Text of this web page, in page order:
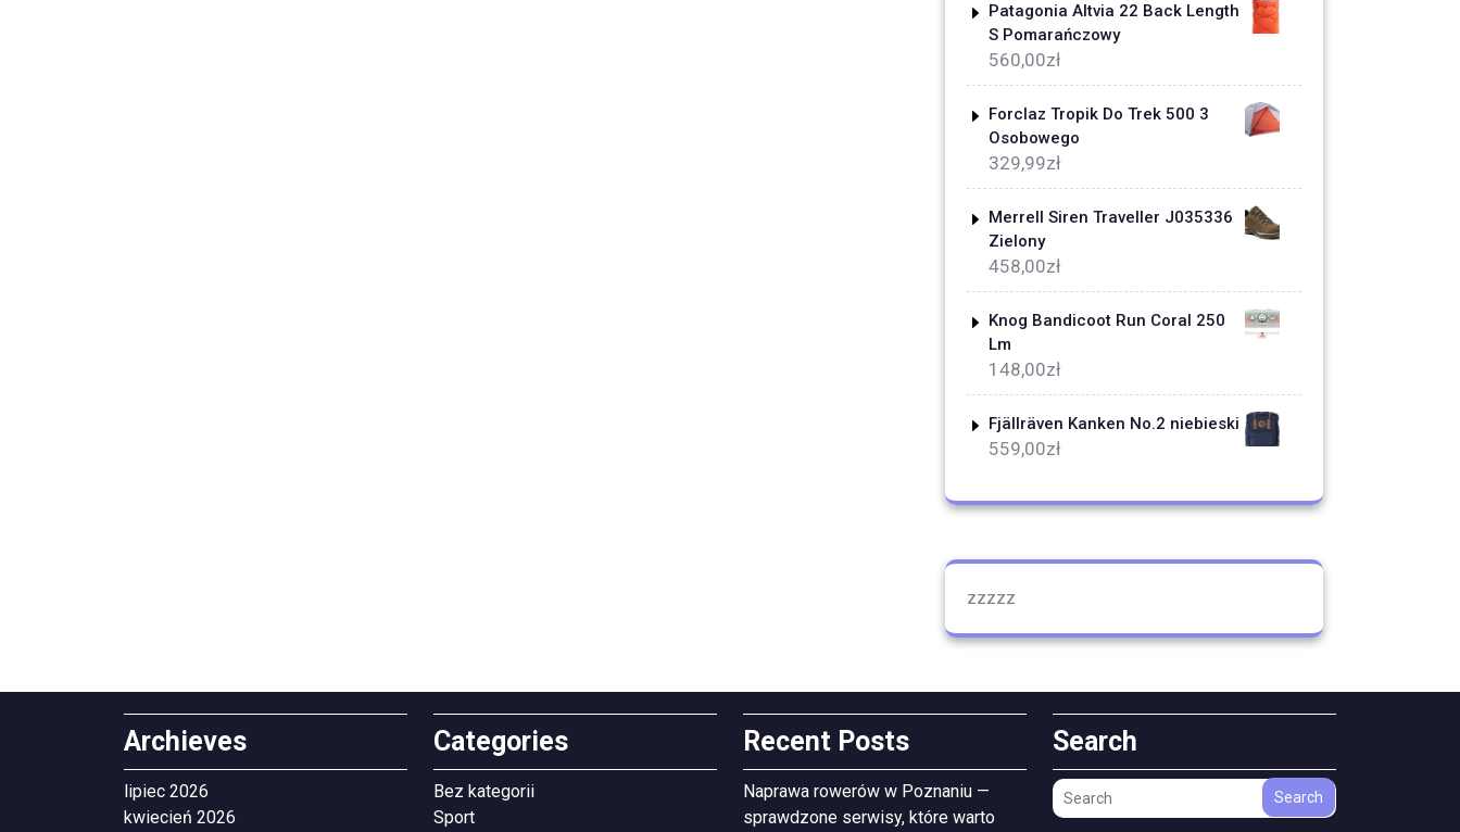
Patagonia Altvia 22 Back Length
S Pomarańczowy
560,00zł
Forclaz Tropik Do Trek 500 3
Osobowego
329,99zł
Merrell Siren Traveller J035336
Zielony
458,00zł
Knog Bandicoot Run Coral 250
Lm
148,00zł
Fjällräven Kanken No.2 niebieski
559,00zł
zzzzz
Archieves
lipiec 2026
kwiecień 2026
Categories
Bez kategorii
Sport
Recent Posts
Naprawa rowerów w Poznaniu —
sprawdzone serwisy, które warto
Search
Search